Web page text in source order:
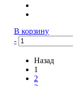
В корзину
-
Назад
1
2